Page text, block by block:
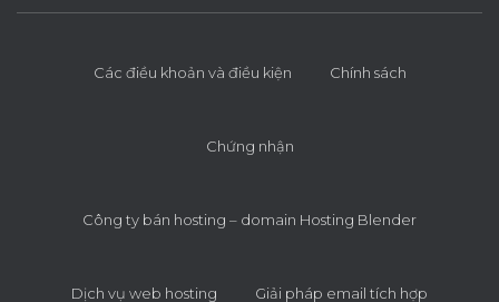
Các điều khoản và điều kiện Chính sách
Chứng nhận
Công ty bán hosting – domain Hosting Blender
Dịch vụ web hosting Giải pháp email tích hợp